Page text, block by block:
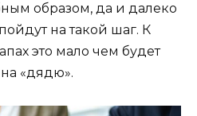
образом, да и далеко
на такой шаг. К
это мало чем будет
на «дядю».